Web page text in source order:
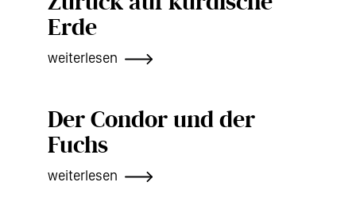
Erde
weiterlesen
Der Condor und der
Fuchs
weiterlesen